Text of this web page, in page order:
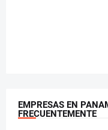
EMPRESAS EN
FRECUENTEMENTE